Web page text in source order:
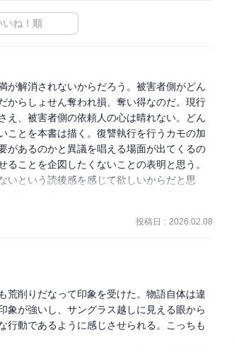
いね！順
が解消されないからだろう。被害者側がどん
からしょせん奪われ損、奪い得なのだ。現行
え、被害者側の依頼人の心は晴れない。どん
ことを本書は描く。復讐執行を行うカモの加
があるのかと異議を唱える場面が出てくるの
ことを企図したくないことの表明と思う。
いという読後感を感じて欲しいからだと思
ンの方ではなく、加害行為を行う側の人間の
で堕ちることができるのかという下劣で醜悪
からだ。
投稿日 : 2026.02.08
荒削りだなって印象を受けた。物語自体は違
象が強いし、サングラス越しに見える眼から
行動であるように感じさせられる。こっちも